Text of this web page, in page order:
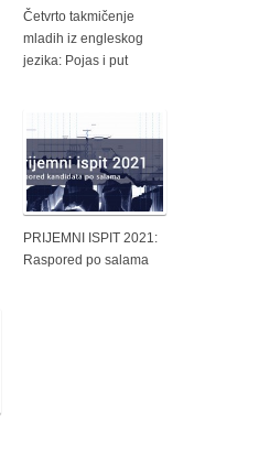
Četvrto takmičenje
mladih iz engleskog
jezika: Pojas i put
PRIJEMNI ISPIT 2021:
Raspored po salama